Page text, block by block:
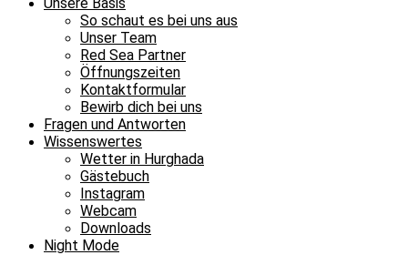
So schaut es bei uns aus
Unser Team
Red Sea Partner
Öffnungszeiten
Kontaktformular
Bewirb dich bei uns
Fragen und Antworten
Wissenswertes
Wetter in Hurghada
Gästebuch
Instagram
Webcam
Downloads
Night Mode